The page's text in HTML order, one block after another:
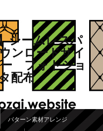
シームレスパ
ンロードサイ
ー フォトショ
配布
パターン素材アレンジ